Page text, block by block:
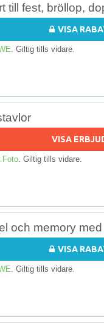
till fest, bröllop,
VISA
. Giltig tills vidare.
VISA
Foto . Giltig tills vidare.
och memory
VISA
. Giltig tills vidare.